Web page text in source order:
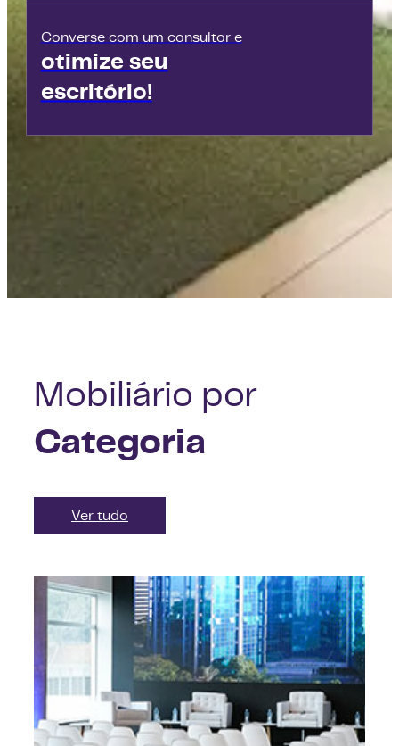
Converse com um consultor e
otimize seu
escritório!
Mobiliário por
Categoria
Ver tudo